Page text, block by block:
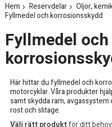
Hem Reservdelar Oljor,
Fyllmedel och korrosionsskydd
Fyllmedel och
Här hittar du fyllmedel och
motorcyklar. Våra produkter
samt skydda ram,
rost och slitage.
Välj rätt produktför ditt